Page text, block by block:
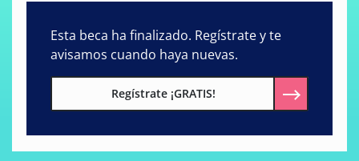
Esta beca ha finalizado. Regístrate y te
avisamos cuando haya nuevas.
Regístrate ¡GRATIS!